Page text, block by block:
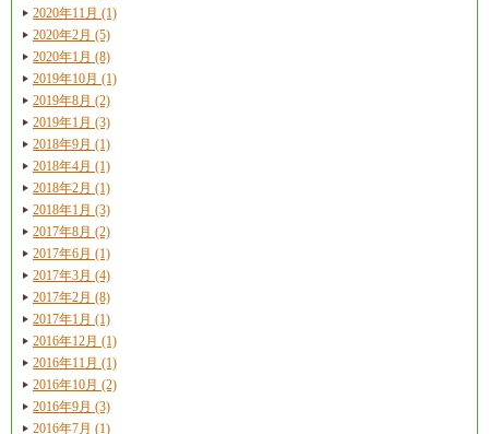
2020年11月 (1)
2020年2月 (5)
2020年1月 (8)
2019年10月 (1)
2019年8月 (2)
2019年1月 (3)
2018年9月 (1)
2018年4月 (1)
2018年2月 (1)
2018年1月 (3)
2017年8月 (2)
2017年6月 (1)
2017年3月 (4)
2017年2月 (8)
2017年1月 (1)
2016年12月 (1)
2016年11月 (1)
2016年10月 (2)
2016年9月 (3)
2016年7月 (1)